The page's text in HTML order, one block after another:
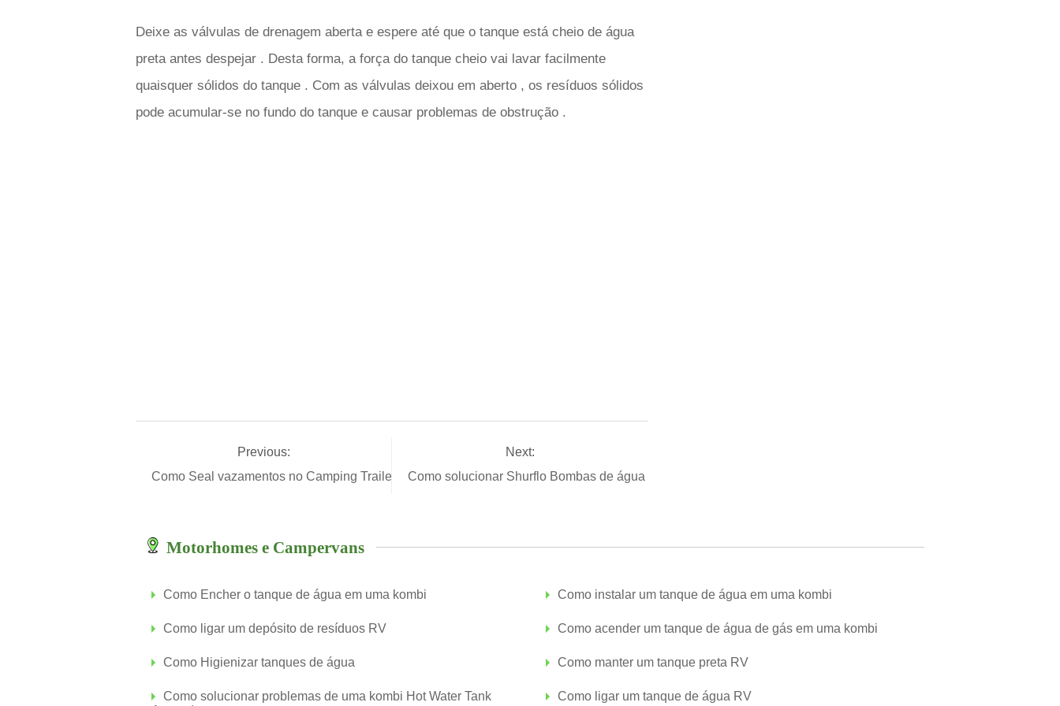
Deixe as válvulas de drenagem aberta e espere até que o tanque está cheio de água
preta antes despejar . Desta forma, a força do tanque cheio vai lavar facilmente
quaisquer sólidos do tanque . Com as válvulas deixou em aberto , os resíduos sólidos
pode acumular-se no fundo do tanque e causar problemas de obstrução .
Previous:
Como Seal vazamentos no Camping Trailers
Next:
Como solucionar Shurflo Bombas de água
Motorhomes e Campervans
Como Encher o tanque de água em uma kombi Como instalar um tanque de água em uma kombi
Como ligar um depósito de resíduos RV Como acender um tanque de água de gás em uma kombi
Como Higienizar tanques de água Como manter um tanque preta RV
Como solucionar problemas de uma kombi Hot Water Tank
Como ligar um tanque de água RV